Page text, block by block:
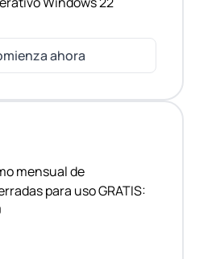
ahora
mensual de
para uso GRATIS: